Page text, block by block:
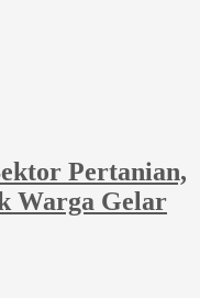
Pertanian,
Warga Gelar